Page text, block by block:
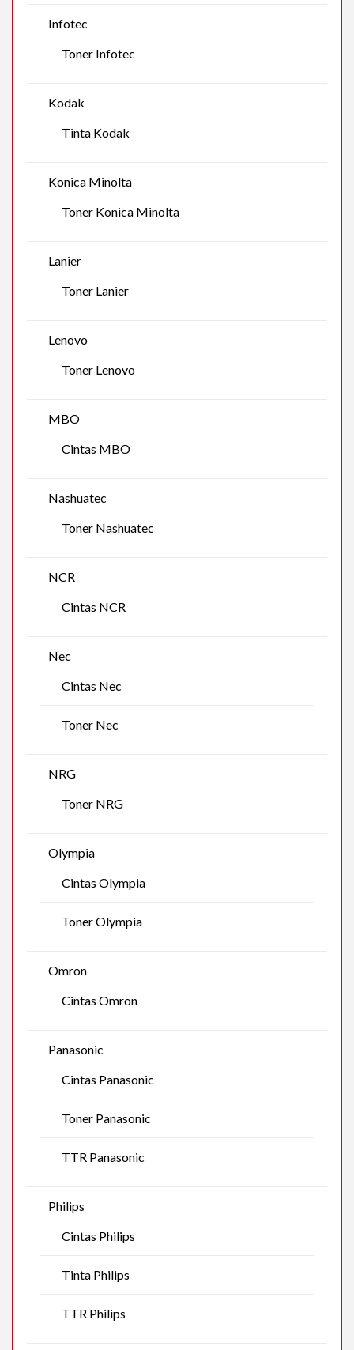
Infotec
Toner Infotec
Kodak
Tinta Kodak
Konica Minolta
Toner Konica Minolta
Lanier
Toner Lanier
Lenovo
Toner Lenovo
MBO
Cintas MBO
Nashuatec
Toner Nashuatec
NCR
Cintas NCR
Nec
Cintas Nec
Toner Nec
NRG
Toner NRG
Olympia
Cintas Olympia
Toner Olympia
Omron
Cintas Omron
Panasonic
Cintas Panasonic
Toner Panasonic
TTR Panasonic
Philips
Cintas Philips
Tinta Philips
TTR Philips